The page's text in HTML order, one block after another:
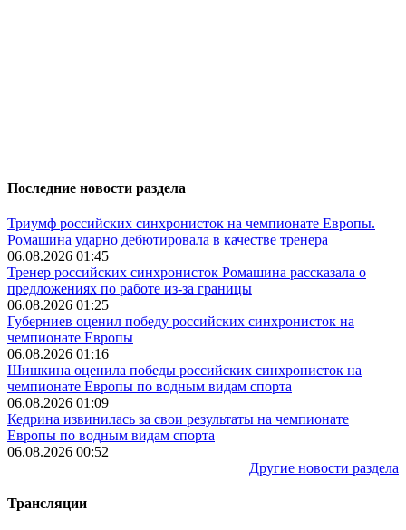
Последние новости раздела
Триумф российских синхронисток на чемпионате Европы.
Ромашина ударно дебютировала в качестве тренера
06.08.2026 01:45
Тренер российских синхронисток Ромашина рассказала о
предложениях по работе из-за границы
06.08.2026 01:25
Губерниев оценил победу российских синхронисток на
чемпионате Европы
06.08.2026 01:16
Шишкина оценила победы российских синхронисток на
чемпионате Европы по водным видам спорта
06.08.2026 01:09
Кедрина извинилась за свои результаты на чемпионате
Европы по водным видам спорта
06.08.2026 00:52
Другие новости раздела
Трансляции